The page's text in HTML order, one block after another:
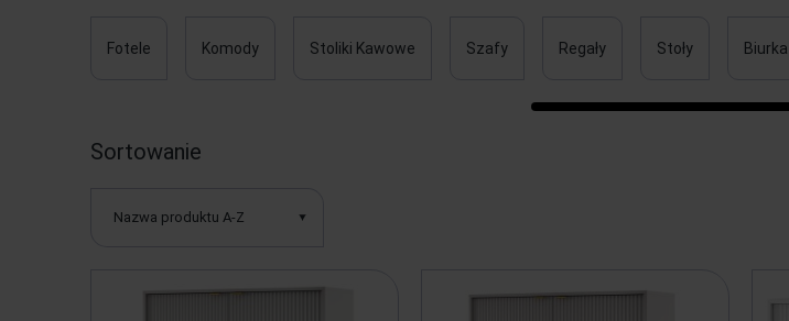
Fotele Komody Stoliki Kawowe Szafy Regały Stoły Biurka
Sortowanie
Nazwa produktu A-Z